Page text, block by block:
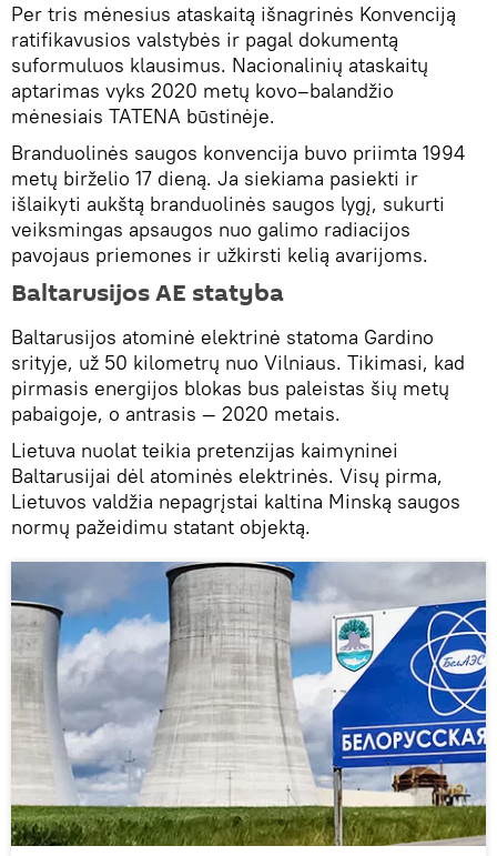
Per tris mėnesius ataskaitą išnagrinės Konvenciją
ratifikavusios valstybės ir pagal dokumentą
suformuluos klausimus. Nacionalinių ataskaitų
aptarimas vyks 2020 metų kovo–balandžio
mėnesiais TATENA būstinėje.
Branduolinės saugos konvencija buvo priimta 1994
metų birželio 17 dieną. Ja siekiama pasiekti ir
išlaikyti aukštą branduolinės saugos lygį, sukurti
veiksmingas apsaugos nuo galimo radiacijos
pavojaus priemones ir užkirsti kelią avarijoms.
Baltarusijos AE statyba
Baltarusijos atominė elektrinė statoma Gardino
srityje, už 50 kilometrų nuo Vilniaus. Tikimasi, kad
pirmasis energijos blokas bus paleistas šių metų
pabaigoje, o antrasis — 2020 metais.
Lietuva nuolat teikia pretenzijas kaimyninei
Baltarusijai dėl atominės elektrinės. Visų pirma,
Lietuvos valdžia nepagrįstai kaltina Minską saugos
normų pažeidimu statant objektą.